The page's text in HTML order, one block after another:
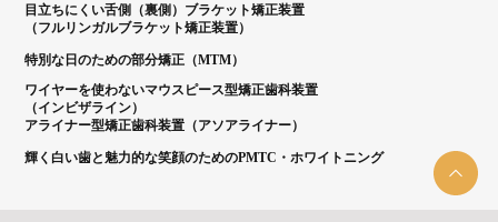
目立ちにくい舌側（裏側）ブラケット矯正装置
（フルリンガルブラケット矯正装置）
特別な日のための部分矯正（MTM）
ワイヤーを使わないマウスピース型矯正歯科装置
（インビザライン）
アライナー型矯正歯科装置（アソアライナー）
輝く白い歯と魅力的な笑顔のためのPMTC・ホワイトニング